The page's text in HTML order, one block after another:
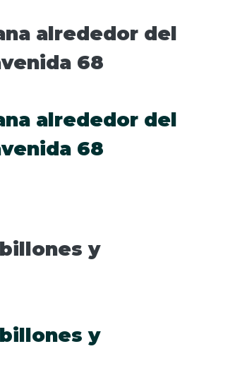
alrededor del
68
alrededor del
68
y
y